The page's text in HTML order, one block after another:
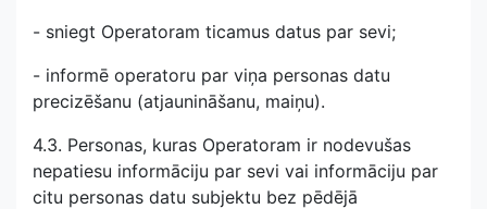
- sniegt Operatoram ticamus datus par sevi;
- informē operatoru par viņa personas datu
precizēšanu (atjaunināšanu, maiņu).
4.3. Personas, kuras Operatoram ir nodevušas
nepatiesu informāciju par sevi vai informāciju par
citu personas datu subjektu bez pēdējā